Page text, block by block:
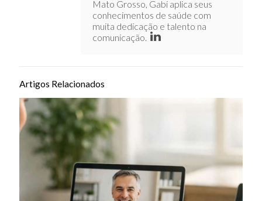
Mato Grosso, Gabi aplica seus
conhecimentos de saúde com
muita dedicação e talento na
comunicação.
Artigos Relacionados